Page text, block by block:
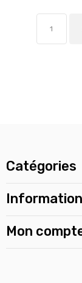
1
Catégories
Mon